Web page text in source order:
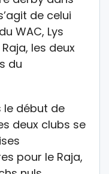
de celui
WAC, Lys
les deux
du
le début de
deux clubs se
pour le Raja,